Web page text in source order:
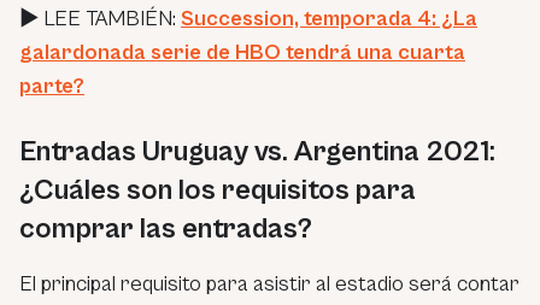
► LEE TAMBIÉN: Succession, temporada 4: ¿La
galardonada serie de HBO tendrá una cuarta
parte?
Entradas Uruguay vs. Argentina 2021:
¿Cuáles son los requisitos para
comprar las entradas?
El principal requisito para asistir al estadio será contar